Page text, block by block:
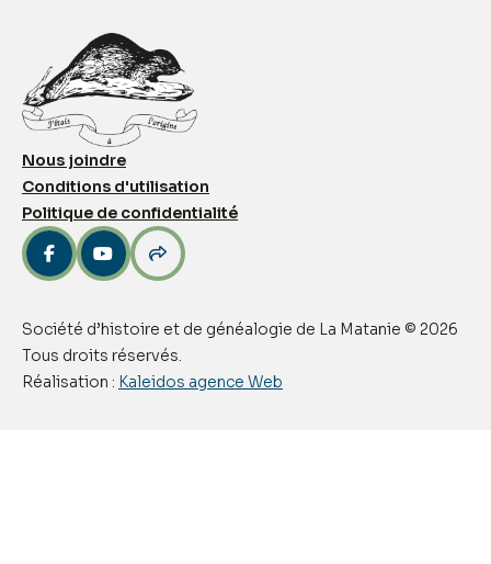
Nous joindre
Conditions d'utilisation
Politique de confidentialité
  
Société d’histoire et de généalogie de La Matanie © 2026
Tous droits réservés.
Réalisation : Kaleidos agence Web